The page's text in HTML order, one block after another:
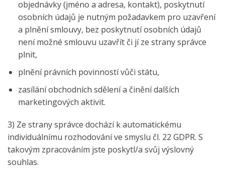
objednávky (jméno a adresa, kontakt), poskytnutí
osobních údajů je nutným požadavkem pro uzavření
a plnění smlouvy, bez poskytnutí osobních údajů
není možné smlouvu uzavřít či jí ze strany správce
plnit,
plnění právních povinností vůči státu,
zasílání obchodních sdělení a činění dalších
marketingových aktivit.
3) Ze strany správce dochází k automatickému
individuálnímu rozhodování ve smyslu čl. 22 GDPR. S
takovým zpracováním jste poskytl/a svůj výslovný
souhlas.